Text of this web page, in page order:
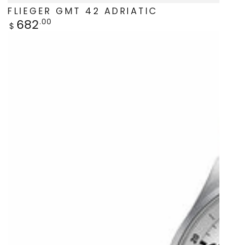
FLIEGER GMT 42 ADRIATIC
Regulärer
Preis
$ 682.00